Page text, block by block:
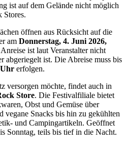
ist auf dem Gelände nicht möglich
Stores.
öffnen aus Rücksicht auf die
am Donnerstag, 4. Juni 2026,
ist laut Veranstalter nicht
abgeriegelt ist. Die Abreise muss bis
Uhr erfolgen.
versorgen möchte, findet auch in
Store. Die Festivalfiliale bietet
Obst und Gemüse über
vegane Snacks bis hin zu gekühlten
und Campingartikeln. Geöffnet
Sonntag, teils bis tief in die Nacht.